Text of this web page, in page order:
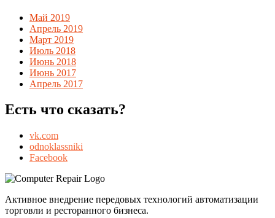
Май 2019
Апрель 2019
Март 2019
Июль 2018
Июнь 2018
Июнь 2017
Апрель 2017
Есть что сказать?
vk.com
odnoklassniki
Facebook
Активное внедрение передовых технологий автоматизации
торговли и ресторанного бизнеса.